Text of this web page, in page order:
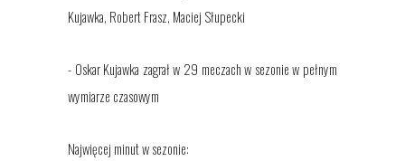
Kujawka, Robert Frasz, Maciej Słupecki
- Oskar Kujawka zagrał w 29 meczach w sezonie w pełnym
wymiarze czasowym
Najwięcej minut w sezonie: